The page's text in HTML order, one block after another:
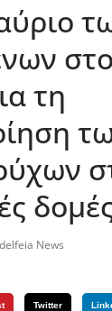
τη
News
Twitter